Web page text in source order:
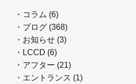
・コラム (6)
・ブログ (368)
・お知らせ (3)
・LCCD (6)
・アフター (21)
・エントランス (1)